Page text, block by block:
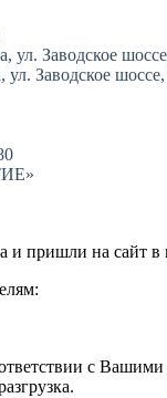
ул. Заводское
Заводское
и пришли на сайт
с